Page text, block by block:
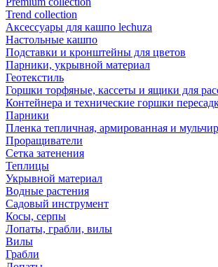
Trend collection
Аксессуары для кашпо lechuza
Настольные кашпо
Подставки и кронштейны для цветов
Парники, укрывной материал
Геотекстиль
Горшки торфяные, кассеты и ящики для
Контейнера и технические горшки
Парники
Пленка тепличная, армированная и
Проращиватели
Сетка затенения
Теплицы
Укрывной материал
Водные растения
Садовый инструмент
Косы, серпы
Лопаты, грабли, вилы
Вилы
Грабли